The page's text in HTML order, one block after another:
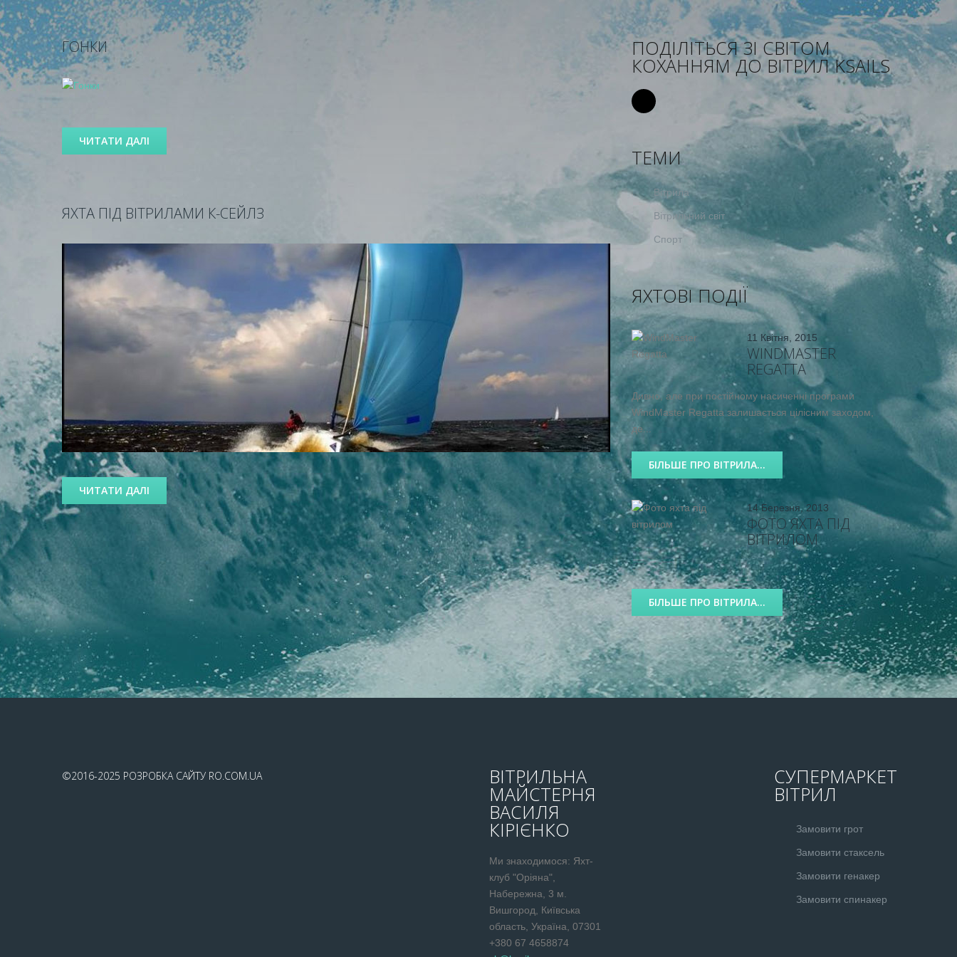
ГОНКИ
ЧИТАТИ ДАЛІ
ЯХТА ПІД ВІТРИЛАМИ К-СЕЙЛЗ
ЧИТАТИ ДАЛІ
ПОДІЛІТЬСЯ ЗІ СВІТОМ
КОХАННЯМ ДО ВІТРИЛ KSAILS
ТЕМИ
Вітрила
Вітрильний світ
Спорт
ЯХТОВІ ПОДІЇ
11 Квітня, 2015
WINDMASTER
REGATTA
Дивно, але при постійному насиченні програми
WindMaster Regatta залишається цілісним заходом,
де...
БІЛЬШЕ ПРО ВІТРИЛА...
14 Березня, 2013
ФОТО ЯХТА ПІД
ВІТРИЛОМ
...
БІЛЬШЕ ПРО ВІТРИЛА...
©2016-2025 РОЗРОБКА САЙТУ RO.COM.UA ВІТРИЛЬНА
МАЙСТЕРНЯ
ВАСИЛЯ
КІРІЄНКО
Ми знаходимося: Яхт-
клуб "Оріяна",
Набережна, 3 м.
Вишгород, Київська
область, Україна, 07301
+380 67 4658874
СУПЕРМАРКЕТ
ВІТРИЛ
Замовити грот
Замовити стаксель
Замовити генакер
Замовити спинакер